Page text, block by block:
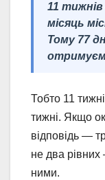
11 тижнів
місяць
Тому 77
Тобто 11
тижні. Якщо
відповідь —
не два
ними.